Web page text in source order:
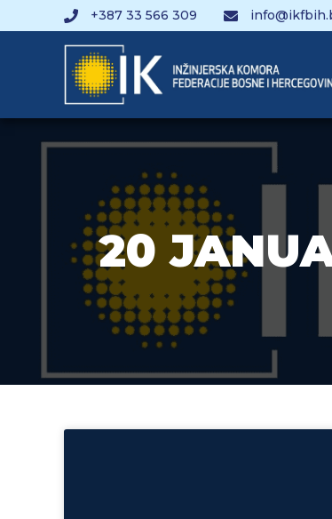
+387 33 566 309
20